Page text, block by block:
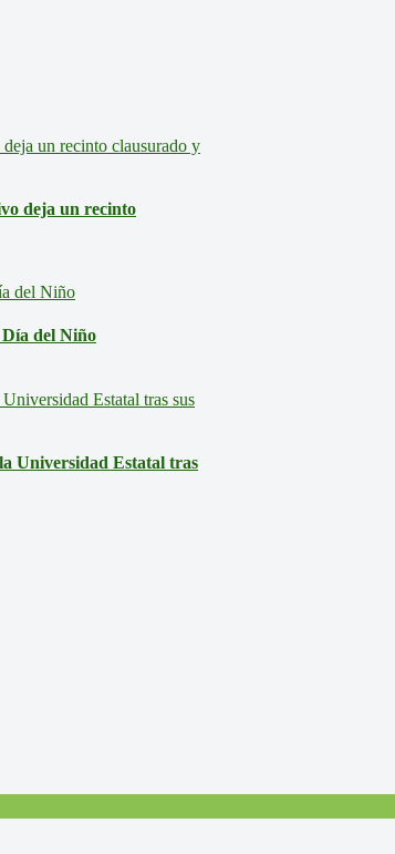
deja un recinto
del Niño
Universidad Estatal tras